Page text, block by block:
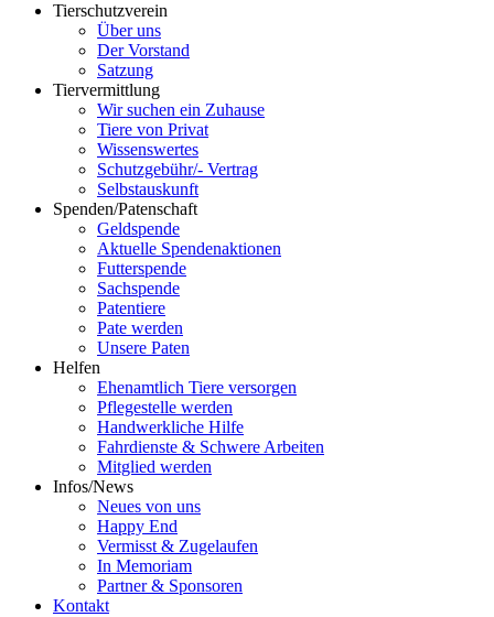
Tierschutzverein
Über uns
Der Vorstand
Satzung
Tiervermittlung
Wir suchen ein Zuhause
Tiere von Privat
Wissenswertes
Schutzgebühr/- Vertrag
Selbstauskunft
Spenden/Patenschaft
Geldspende
Aktuelle Spendenaktionen
Futterspende
Sachspende
Patentiere
Pate werden
Unsere Paten
Helfen
Ehenamtlich Tiere versorgen
Pflegestelle werden
Handwerkliche Hilfe
Fahrdienste & Schwere Arbeiten
Mitglied werden
Infos/News
Neues von uns
Happy End
Vermisst & Zugelaufen
In Memoriam
Partner & Sponsoren
Kontakt